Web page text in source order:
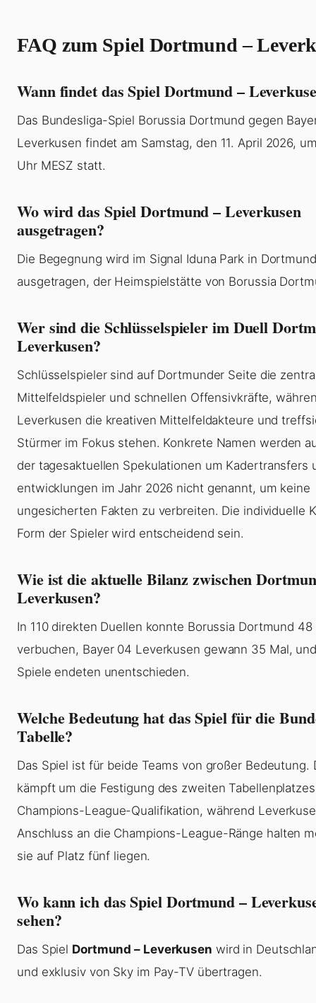
FAQ zum Spiel Dortmund –
Wann findet das Spiel Dortmund –
Das Bundesliga-Spiel Borussia Dortmund gegen
Leverkusen findet am Samstag, den 11. April 2026,
Uhr MESZ statt.
Wo wird das Spiel Dortmund – Leverkusen
ausgetragen?
Die Begegnung wird im Signal Iduna Park in Dortmund
ausgetragen, der Heimspielstätte von Borussia
Wer sind die Schlüsselspieler im Duell
Leverkusen?
Schlüsselspieler sind auf Dortmunder Seite die
Mittelfeldspieler und schnellen Offensivkräfte,
Leverkusen die kreativen Mittelfeldakteure und
Stürmer im Fokus stehen. Konkrete Namen werden
der tagesaktuellen Spekulationen um Kadertransfers
entwicklungen im Jahr 2026 nicht genannt, um keine
ungesicherten Fakten zu verbreiten. Die individuelle
Form der Spieler wird entscheidend sein.
Wie ist die aktuelle Bilanz zwischen
Leverkusen?
In 110 direkten Duellen konnte Borussia Dortmund 48
verbuchen, Bayer 04 Leverkusen gewann 35 Mal,
Spiele endeten unentschieden.
Welche Bedeutung hat das Spiel für die
Tabelle?
Das Spiel ist für beide Teams von großer Bedeutung.
kämpft um die Festigung des zweiten
Champions-League-Qualifikation, während
Anschluss an die Champions-League-Ränge halten
sie auf Platz fünf liegen.
Wo kann ich das Spiel Dortmund –
sehen?
Das Spiel Dortmund – Leverkusen wird in
und exklusiv von Sky im Pay-TV übertragen.